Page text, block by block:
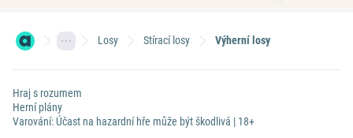
Losy Stírací losy Výherní losy
Hraj s rozumem
Herní plány
Varování: Účast na hazardní hře může být škodlivá | 18+